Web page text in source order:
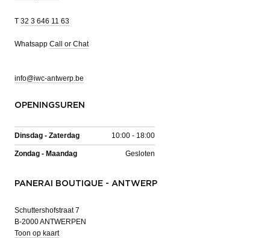
T 32 3 646 11 63
Whatsapp Call or Chat
info@iwc-antwerp.be
OPENINGSUREN
Dinsdag - Zaterdag 10:00 - 18:00
Zondag - Maandag Gesloten
PANERAI BOUTIQUE - ANTWERP
Schuttershofstraat 7
B-2000 ANTWERPEN
Toon op kaart